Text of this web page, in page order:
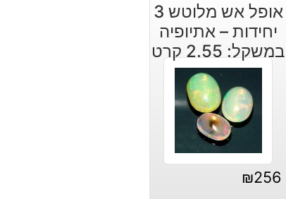
אופל אש מלוטש 3
יחידות – אתיופיה
במשקל: 2.55 קרט
₪256